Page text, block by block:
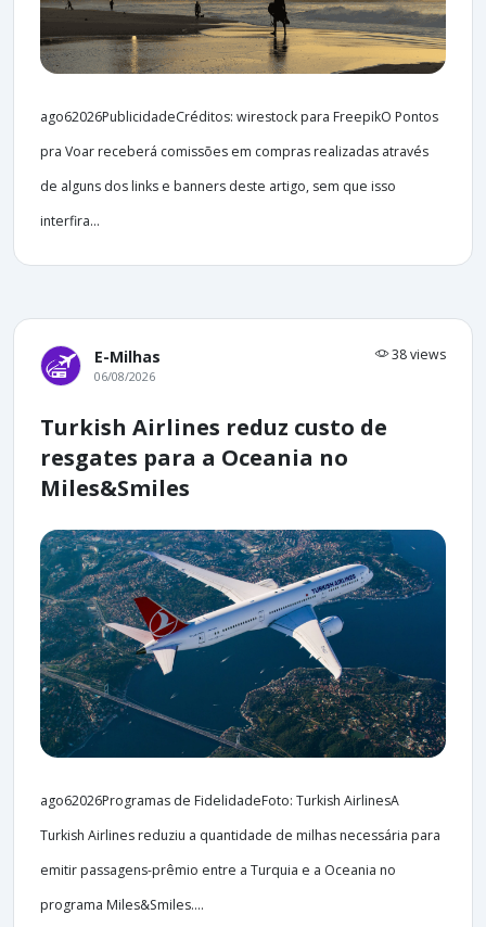
ago62026PublicidadeCréditos: wirestock para FreepikO Pontos
pra Voar receberá comissões em compras realizadas através
de alguns dos links e banners deste artigo, sem que isso
interfira...
E-Milhas 38 views
06/08/2026
Turkish Airlines reduz custo de
resgates para a Oceania no
Miles&Smiles
ago62026Programas de FidelidadeFoto: Turkish AirlinesA
Turkish Airlines reduziu a quantidade de milhas necessária para
emitir passagens-prêmio entre a Turquia e a Oceania no
programa Miles&Smiles....